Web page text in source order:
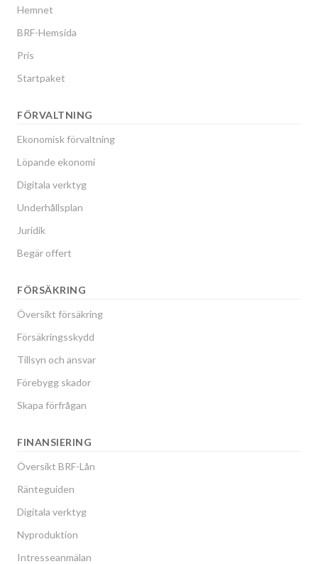
Hemnet
BRF-Hemsida
Pris
Startpaket
FÖRVALTNING
Ekonomisk förvaltning
Löpande ekonomi
Digitala verktyg
Underhållsplan
Juridik
Begär offert
FÖRSÄKRING
Översikt försäkring
Försäkringsskydd
Tillsyn och ansvar
Förebygg skador
Skapa förfrågan
FINANSIERING
Översikt BRF-Lån
Ränteguiden
Digitala verktyg
Nyproduktion
Intresseanmälan